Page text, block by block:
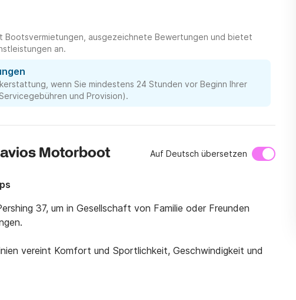
Bootsvermietungen, ausgezeichnete Bewertungen und bietet
an.
wenn Sie mindestens 24 Stunden vor Beginn Ihrer
und Provision).
Motorboot Auf Deutsch übersetzen
37, um in Gesellschaft von Familie oder Freunden
vereint Komfort und Sportlichkeit, Geschwindigkeit und